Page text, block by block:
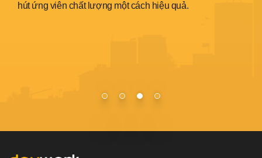
hút ứng viên chất lượng một cách hiệu quả.